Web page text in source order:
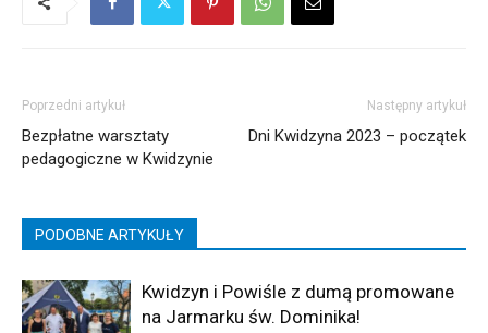
Poprzedni artykuł
Bezpłatne warsztaty
pedagogiczne w Kwidzynie
Następny artykuł
Dni Kwidzyna 2023 – początek
PODOBNE ARTYKUŁY
Kwidzyn i Powiśle z dumą promowane
na Jarmarku św. Dominika!